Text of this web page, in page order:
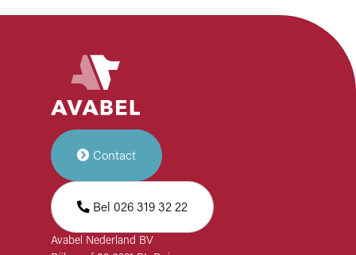
Contact
Bel 026 319 32 22
Avabel Nederland BV